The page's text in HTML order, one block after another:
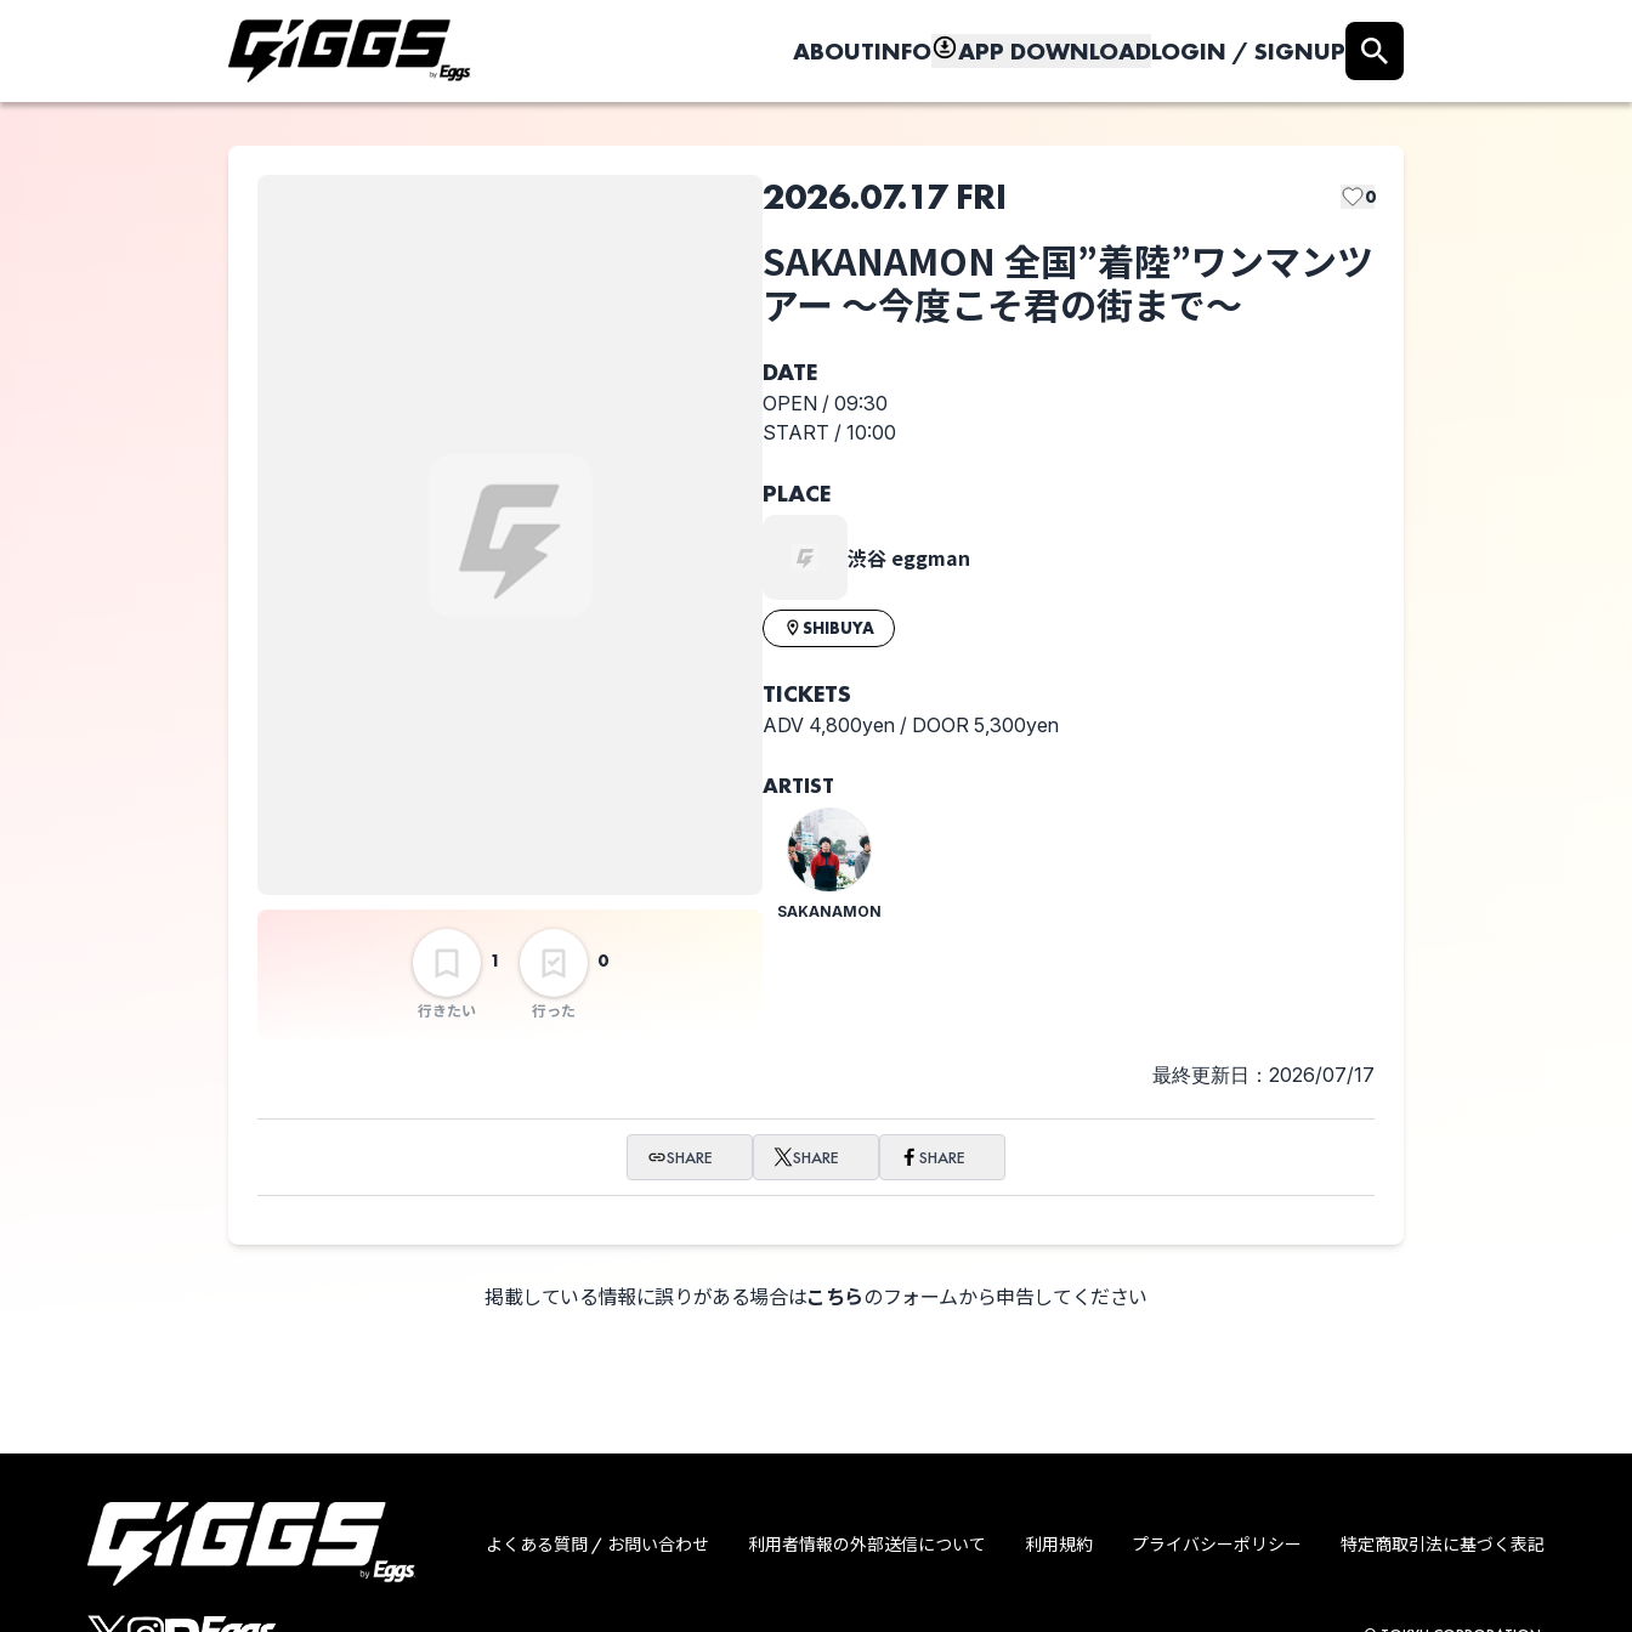
ABOUTINFO APP DOWNLOADLOGIN / SIGNUP
行きたい
1
行った
0
選択しない
2026.07.17 FRI 0
SAKANAMON 全国”着陸”ワンマンツ
アー 〜今度こそ君の街まで〜
DATE
OPEN / 09:30
START / 10:00
PLACE
渋谷 eggman
SHIBUYA
TICKETS
ADV 4,800yen / DOOR 5,300yen
ARTIST
SAKANAMON
最終更新日：2026/07/17
SHARE SHARE SHARE
掲載している情報に誤りがある場合はこちらのフォームから申告してください
このライブの取り置きは終了しました
よくある質問 / お問い合わせ 利用者情報の外部送信について 利用規約 プライバシーポリシー 特定商取引法に基づく表記